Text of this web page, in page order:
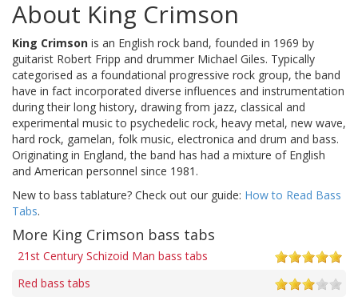
About King Crimson
King Crimson is an English rock band, founded in 1969 by
guitarist Robert Fripp and drummer Michael Giles. Typically
categorised as a foundational progressive rock group, the band
have in fact incorporated diverse influences and instrumentation
during their long history, drawing from jazz, classical and
experimental music to psychedelic rock, heavy metal, new wave,
hard rock, gamelan, folk music, electronica and drum and bass.
Originating in England, the band has had a mixture of English
and American personnel since 1981.
New to bass tablature? Check out our guide: How to Read Bass
Tabs.
More King Crimson bass tabs
21st Century Schizoid Man bass tabs
Red bass tabs